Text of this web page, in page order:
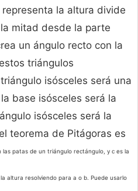
la altura divide
mitad desde la parte
un ángulo recto con la
triángulos
isósceles será una
base isósceles será la
isósceles será la
teorema de Pitágoras es
las patas de un triángulo rectángulo, y c es la
altura resolviendo para a o b. Puede usarlo